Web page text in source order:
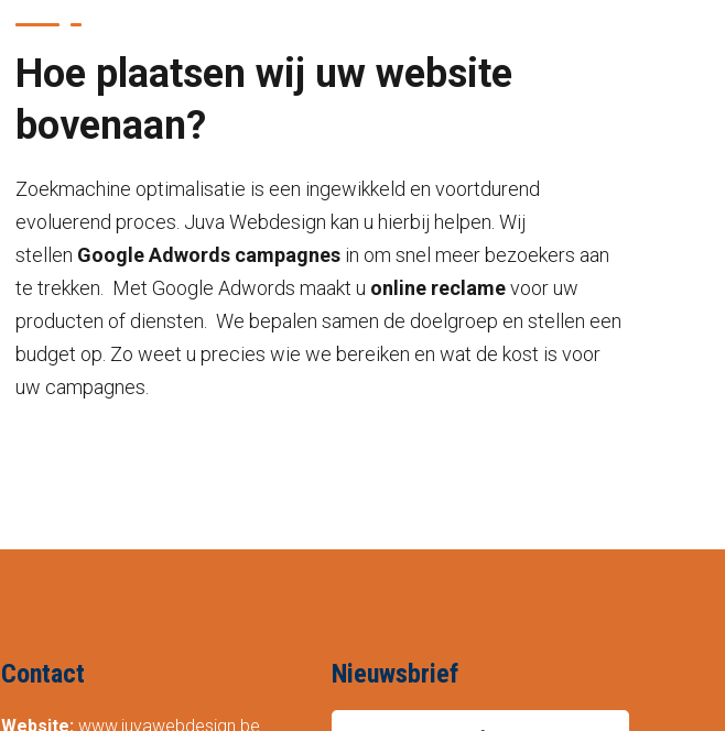
Hoe plaatsen wij uw website
bovenaan?
Zoekmachine optimalisatie is een ingewikkeld en voortdurend
evoluerend proces. Juva Webdesign kan u hierbij helpen. Wij
stellen Google Adwords campagnes in om snel meer bezoekers aan
te trekken. Met Google Adwords maakt u online reclame voor uw
producten of diensten. We bepalen samen de doelgroep en stellen een
budget op. Zo weet u precies wie we bereiken en wat de kost is voor
uw campagnes.
Contact
Website: www.juvawebdesign.be
Nieuwsbrief